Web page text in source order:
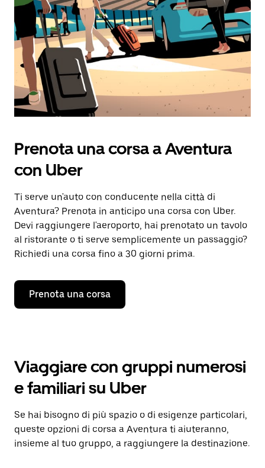
Prenota una corsa a Aventura
con Uber
Ti serve un'auto con conducente nella città di
Aventura? Prenota in anticipo una corsa con Uber.
Devi raggiungere l'aeroporto, hai prenotato un tavolo
al ristorante o ti serve semplicemente un passaggio?
Richiedi una corsa fino a 30 giorni prima.
Prenota una corsa
Viaggiare con gruppi numerosi
e familiari su Uber
Se hai bisogno di più spazio o di esigenze particolari,
queste opzioni di corsa a Aventura ti aiuteranno,
insieme al tuo gruppo, a raggiungere la destinazione.